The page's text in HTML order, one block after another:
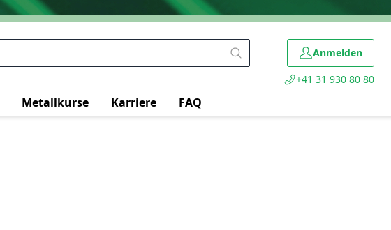
Anmelden
+41 31 930 80 80
Metallkurse Karriere FAQ